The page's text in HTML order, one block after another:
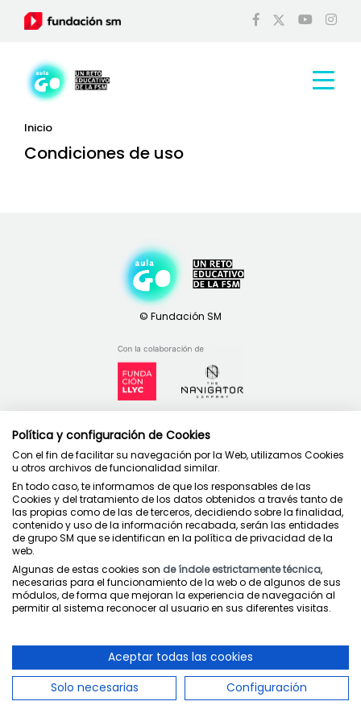
Inicio
Condiciones de uso
Política de privacidad
Condiciones de uso
Política de cookies
Juntos cuidamos la educación
Política y configuración de Cookies
Con el fin de facilitar su navegación por la Web, utilizamos Cookies
u otros archivos de funcionalidad similar.
En todo caso, te informamos de que los responsables de las
Cookies y del tratamiento de los datos obtenidos a través tanto de
las propias como de las de terceros, decidiendo sobre la finalidad,
contenido y uso de la información recabada, serán las entidades
de grupo SM que se identifican en la política de privacidad de la
web.
Algunas de estas cookies son de índole estrictamente técnica,
necesarias para el funcionamiento de la web o de algunos de sus
módulos, de forma que mejoran la experiencia de navegación al
permitir al sistema reconocer al usuario en sus diferentes visitas.
Aceptar todas las cookies
Solo necesarias
Configuración